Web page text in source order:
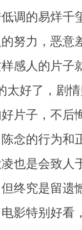
调的易烊千
努力，恶意
感人的片子
太好了，剧
片子，不后
陈念的行为
也是会致人
终究是留遗
影特别好看